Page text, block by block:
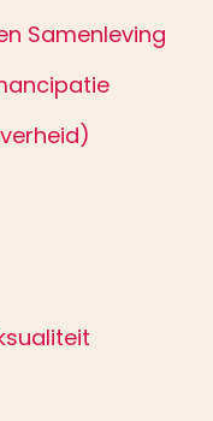
Samenleving